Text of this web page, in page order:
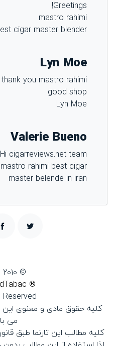
Greetings!
mastro rahimi
cigar master blender
Lyn Moe
thank you mastro rahimi
good shop
Lyn Moe
Valerie Bueno
Hi cigarreviews.net team
rahimi best cigar
master belende in iran
© 2010 - 2026
® PasargadTabac
Reserved
كليه حقوق مادی و معنوی اين
می
کلیه مطالب این تارنما طبق